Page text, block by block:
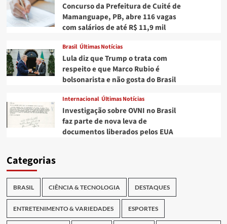
Concurso da Prefeitura de Cuité de
Mamanguape, PB, abre 116 vagas
com salários de até R$ 11,9 mil
Brasil Últimas Notícias
Lula diz que Trump o trata com
respeito e que Marco Rubio é
bolsonarista e não gosta do Brasil
Internacional Últimas Notícias
Investigação sobre OVNI no Brasil
faz parte de nova leva de
documentos liberados pelos EUA
Categorias
BRASIL CIÊNCIA & TECNOLOGIA DESTAQUES
ENTRETENIMENTO & VARIEDADES ESPORTES